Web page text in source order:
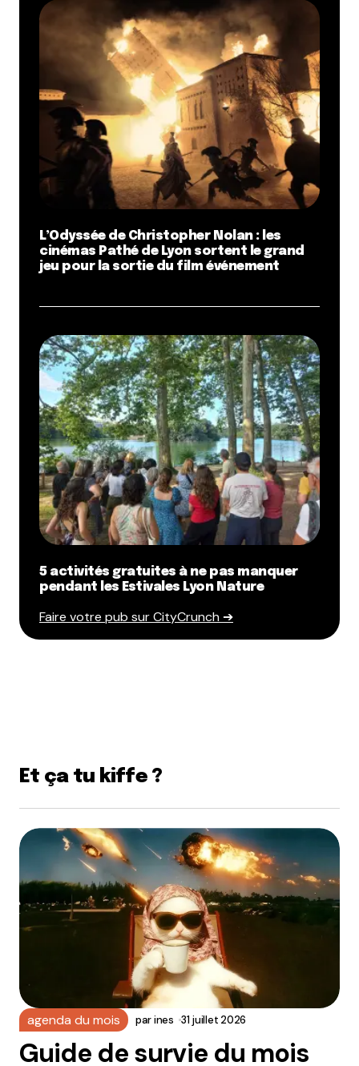
L’Odyssée de Christopher Nolan : les
cinémas Pathé de Lyon sortent le grand
jeu pour la sortie du film événement
5 activités gratuites à ne pas manquer
pendant les Estivales Lyon Nature
Faire votre pub sur CityCrunch ➔
Et ça tu kiffe ?
agenda du mois parines 31 juillet 2026
Guide de survie du mois